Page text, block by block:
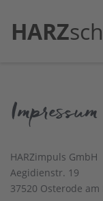
HARZ
Impressum
HARZimpuls GmbH
Aegidienstr. 19
37520 Osterode am